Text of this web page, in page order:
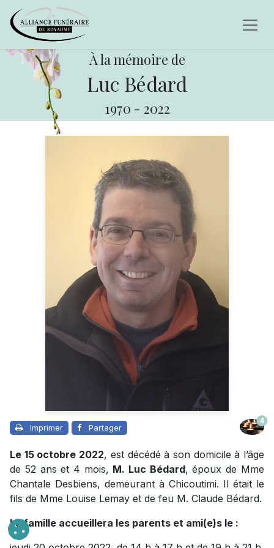
À la mémoire de
Luc Bédard
1970 - 2022
Imprimer Partager
4
Le 15 octobre 2022, est décédé à son domicile à l’âge
de 52 ans et 4 mois, M. Luc Bédard, époux de Mme
Chantale Desbiens, demeurant à Chicoutimi. Il était le
fils de Mme Louise Lemay et de feu M. Claude Bédard.
La famille accueillera les parents et ami(e)s le :